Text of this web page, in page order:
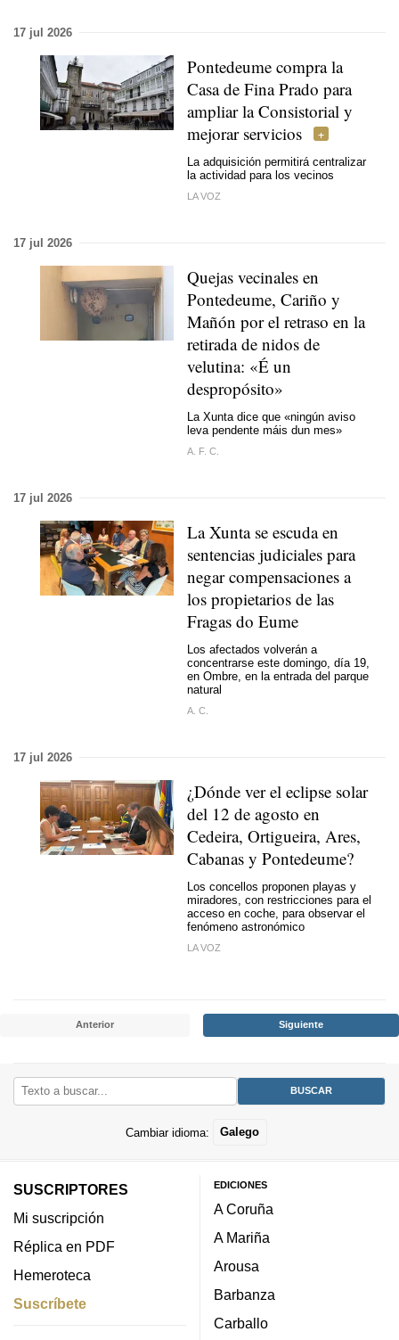
17 jul 2026
Pontedeume compra la
Casa de Fina Prado para
ampliar la Consistorial y
mejorar servicios
La adquisición permitirá centralizar
la actividad para los vecinos
LA VOZ
17 jul 2026
Quejas vecinales en
Pontedeume, Cariño y
Mañón por el retraso en la
retirada de nidos de
velutina: «É un
despropósito»
La Xunta dice que «ningún aviso
leva pendente máis dun mes»
A. F. C.
17 jul 2026
La Xunta se escuda en
sentencias judiciales para
negar compensaciones a
los propietarios de las
Fragas do Eume
Los afectados volverán a
concentrarse este domingo, día 19,
en Ombre, en la entrada del parque
natural
A. C.
17 jul 2026
¿Dónde ver el eclipse solar
del 12 de agosto en
Cedeira, Ortigueira, Ares,
Cabanas y Pontedeume?
Los concellos proponen playas y
miradores, con restricciones para el
acceso en coche, para observar el
fenómeno astronómico
LA VOZ
Anterior Siguiente
Cambiar idioma: Galego
SUSCRIPTORES
Mi suscripción
Réplica en PDF
Hemeroteca
Suscríbete
EDICIONES
A Coruña
A Mariña
Arousa
Barbanza
Carballo